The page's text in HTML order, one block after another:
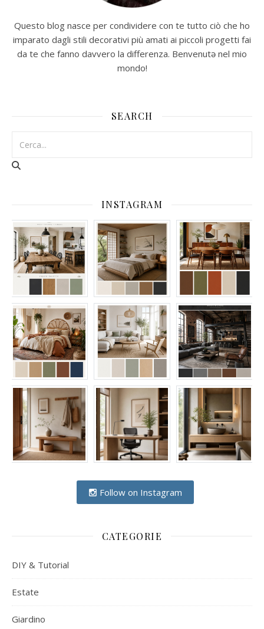
Questo blog nasce per condividere con te tutto ciò che ho
imparato dagli stili decorativi più amati ai piccoli progetti fai
da te che fanno davvero la differenza. Benvenutə nel mio
mondo!
SEARCH
INSTAGRAM
Follow on Instagram
CATEGORIE
DIY & Tutorial
Estate
Giardino